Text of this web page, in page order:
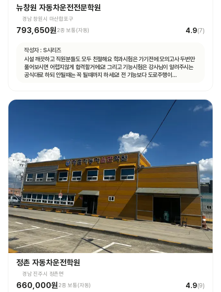
뉴창원 자동차운전전문학원
경남 창원시 마산합포구
793,650원2종 보통(자동) 4.9(7)
작성자 : S시리즈
시설 깨끗하고 직원분들도 모두 친절해요 학과시험은 가기전에 모의고사 두번만
풀어보시면 어렵지않게 합격할거에요! 그리고 기능시험은 강사님이 알려주시는
공식대로 하되 안될때는 꼭 될때까지 하세요! 전 기능보다 도로주행이
정촌 자동차운전학원
경남 진주시 정촌면
660,000원2종 보통(자동) 4.9(9)